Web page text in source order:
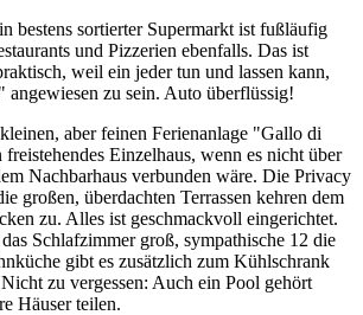
bestens sortierter Supermarkt ist fußläufig
und Pizzerien ebenfalls. Das ist
weil ein jeder tun und lassen kann,
angewiesen zu sein. Auto überflüssig!
aber feinen Ferienanlage "Gallo di
Einzelhaus, wenn es nicht über
Nachbarhaus verbunden wäre. Die Privacy
großen, überdachten Terrassen kehren dem
zu. Alles ist geschmackvoll eingerichtet.
Schlafzimmer groß, sympathische 12 die
gibt es zusätzlich zum Kühlschrank
zu vergessen: Auch ein Pool gehört
Häuser teilen.